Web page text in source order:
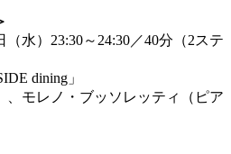
水）23:30～24:30／40分（2ステ
dining」
、モレノ・ブッソレッティ（ピア